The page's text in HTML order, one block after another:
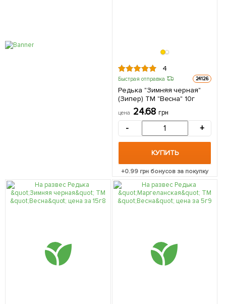
4
Быстрая отправка 24126
Редька "Зимняя черная"
(Зипер) ТМ "Весна" 10г
цена 24.68 грн
- +
КУПИТЬ
+0.99грн бонусов за покупку